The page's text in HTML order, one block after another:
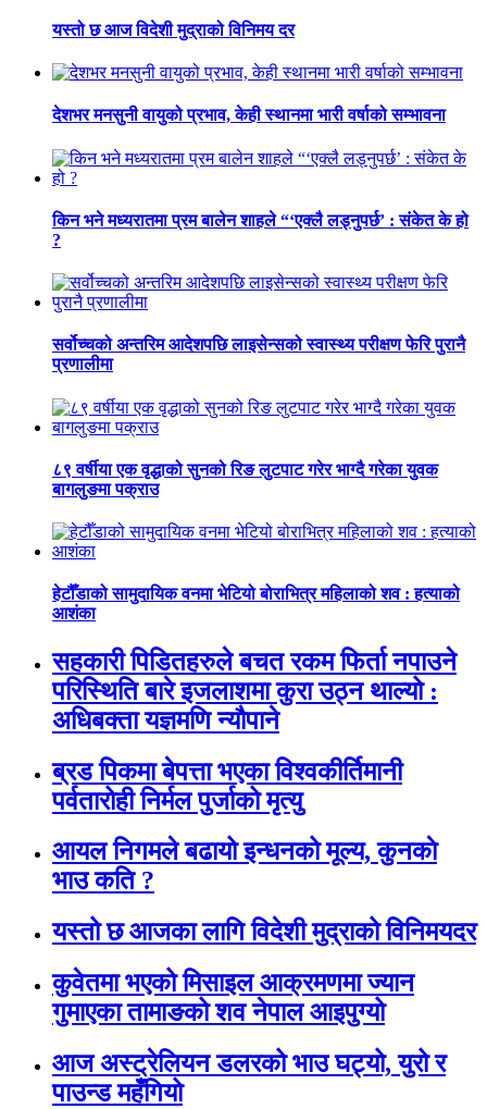
यस्तो छ आज विदेशी मुद्राको विनिमय दर
देशभर मनसुनी वायुको प्रभाव, केही स्थानमा भारी वर्षाको सम्भावना
किन भने मध्यरातमा प्रम बालेन शाहले “‘एक्लै लड्नुपर्छ’ : संकेत के हो
?
सर्वोच्चको अन्तरिम आदेशपछि लाइसेन्सको स्वास्थ्य परीक्षण फेरि पुरानै
प्रणालीमा
८९ वर्षीया एक वृद्धाको सुनको रिङ लुटपाट गरेर भाग्दै गरेका युवक
बागलुङमा पक्राउ
हेटौँडाको सामुदायिक वनमा भेटियो बोराभित्र महिलाको शव : हत्याको
आशंका
सहकारी पिडितहरुले बचत रकम फिर्ता नपाउने
परिस्थिति बारे इजलाशमा कुरा उठ्न थाल्यो :
अधिबक्ता यज्ञमणि न्यौपाने
ब्रड पिकमा बेपत्ता भएका विश्वकीर्तिमानी
पर्वतारोही निर्मल पुर्जाको मृत्यु
आयल निगमले बढायो इन्धनको मूल्य, कुनकाे
भाउ कति ?
यस्तो छ आजका लागि विदेशी मुद्राको विनिमयदर
कुवेतमा भएको मिसाइल आक्रमणमा ज्यान
गुमाएका तामाङको शव नेपाल आइपुग्यो
आज अस्ट्रेलियन डलरको भाउ घट्यो, युरो र
पाउन्ड महँगियो